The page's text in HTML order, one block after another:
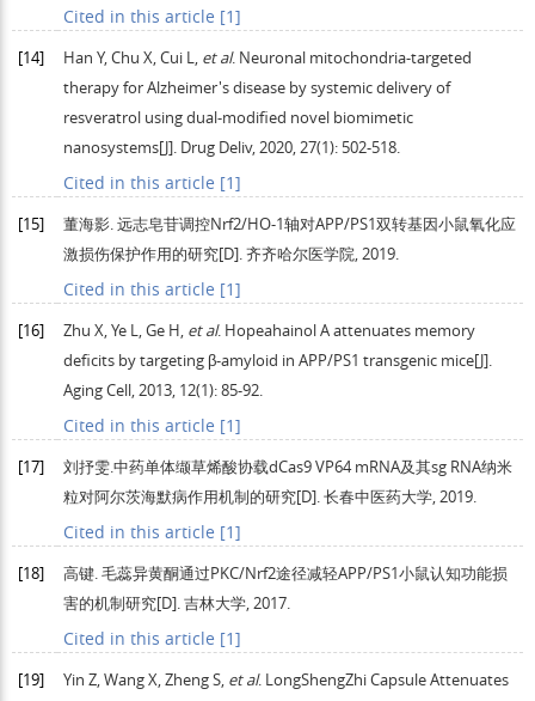
Cited in this article [1]
[14] Han Y,Chu X,Cui L, et al. Neuronal mitochondria-targeted
therapy for Alzheimer's disease by systemic delivery of
resveratrol using dual-modified novel biomimetic
nanosystems[J]. Drug Deliv,2020,27(1): 502-518.
Cited in this article [1]
[15] 董海影.远志皂苷调控Nrf2/HO-1轴对APP/PS1双转基因小鼠氧化应
激损伤保护作用的研究[D]. 齐齐哈尔医学院,2019.
Cited in this article [1]
[16] Zhu X,Ye L,Ge H, et al. Hopeahainol A attenuates memory
deficits by targeting β-amyloid in APP/PS1 transgenic mice[J].
Aging Cell,2013, 12(1): 85-92.
Cited in this article [1]
[17] 刘抒雯.中药单体缬草烯酸协载dCas9 VP64mRNA及其sg RNA纳米
粒对阿尔茨海默病作用机制的研究[D]. 长春中医药大学,2019.
Cited in this article [1]
[18] 高键.毛蕊异黄酮通过PKC/Nrf2途径减轻APP/PS1小鼠认知功能损
害的机制研究[D]. 吉林大学,2017.
Cited in this article [1]
[19] Yin Z,WangX,ZhengS, et al. LongShengZhi Capsule Attenuates